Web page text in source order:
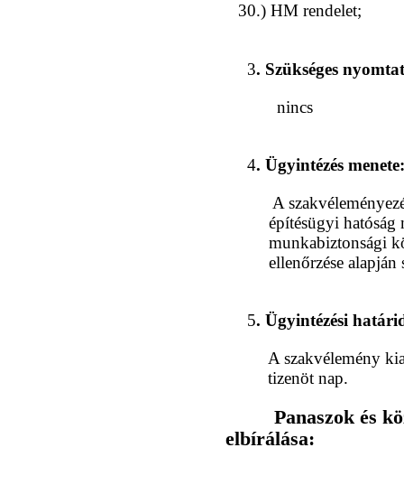
30.) HM rendelet;
3. Szükséges
nincs
4. Ügyintézés
A
építésügyi hatóság
munkabiztonsági
ellenőrzése
5. Ügyintézési
A szakvélemény
tizenöt nap.
Panaszok és
elbírálása: